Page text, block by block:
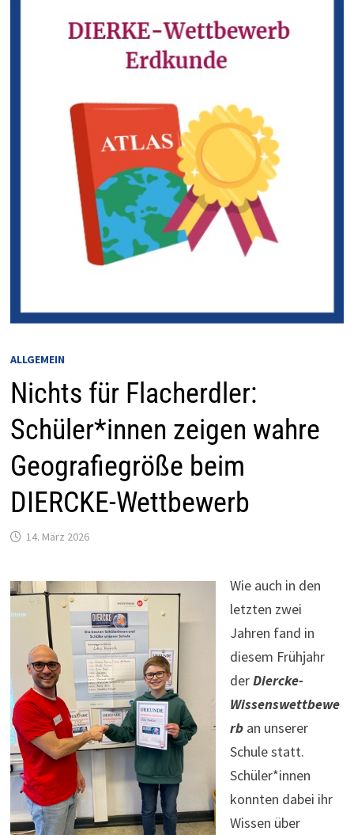
ALLGEMEIN
Nichts für Flacherdler:
Schüler*innen zeigen wahre
Geografiegröße beim
DIERCKE-Wettbewerb
14. März 2026
Wie auch in den
letzten zwei
Jahren fand in
diesem Frühjahr
derDiercke-
Wissenswettbewe
rban unserer
Schule statt.
Schüler*innen
konnten dabei ihr
Wissen über